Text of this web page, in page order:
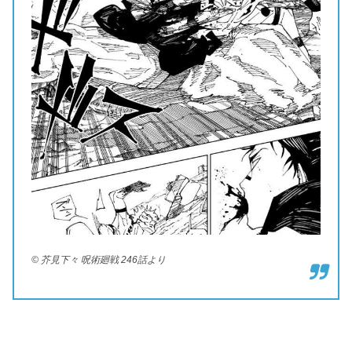
© 芥見下々 呪術廻戦 246話より